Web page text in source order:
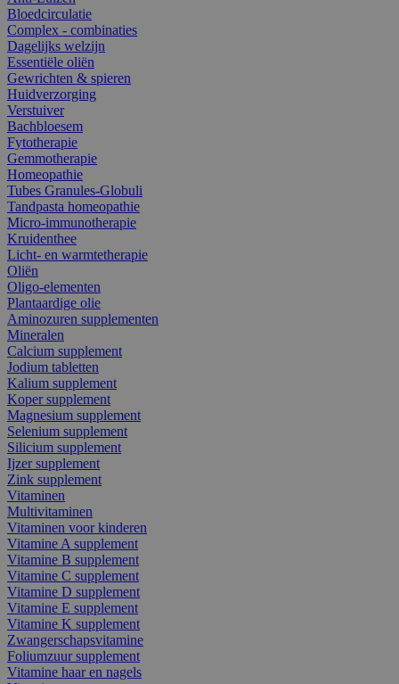
Bloedcirculatie
Complex - combinaties
Dagelijks welzijn
Essentiële oliën
Gewrichten & spieren
Huidverzorging
Verstuiver
Bachbloesem
Fytotherapie
Gemmotherapie
Homeopathie
Tubes Granules-Globuli
Tandpasta homeopathie
Micro-immunotherapie
Kruidenthee
Licht- en warmtetherapie
Oliën
Oligo-elementen
Plantaardige olie
Aminozuren supplementen
Mineralen
Calcium supplement
Jodium tabletten
Kalium supplement
Koper supplement
Magnesium supplement
Selenium supplement
Silicium supplement
Ijzer supplement
Zink supplement
Vitaminen
Multivitaminen
Vitaminen voor kinderen
Vitamine A supplement
Vitamine B supplement
Vitamine C supplement
Vitamine D supplement
Vitamine E supplement
Vitamine K supplement
Zwangerschapsvitamine
Foliumzuur supplement
Vitamine haar en nagels